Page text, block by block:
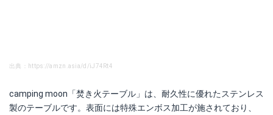
出典：https://amzn.asia/d/iJ74Rt4
camping moon「焚き火テーブル」は、耐久性に優れたステンレス
製のテーブルです。表面には特殊エンボス加工が施されており、